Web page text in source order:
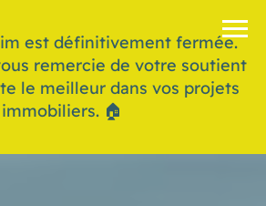
est définitivement fermée.
remercie de votre soutient
le meilleur dans vos projets
immobiliers. 🏠